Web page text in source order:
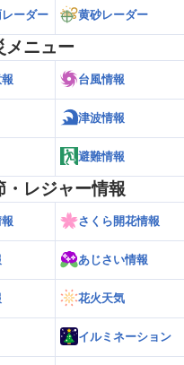
ーダー 黄砂レーダー
メニュー
台風情報
津波情報
避難情報
・レジャー情報
さくら開花情報
あじさい情報
花火天気
イルミネーション